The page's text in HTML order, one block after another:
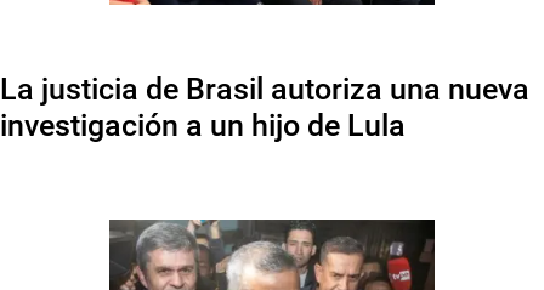
La justicia de Brasil autoriza una nueva
investigación a un hijo de Lula